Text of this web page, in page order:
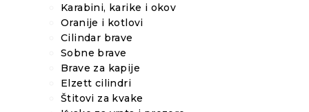
Karabini, karike i okov
Oranije i kotlovi
Cilindar brave
Sobne brave
Brave za kapije
Elzett cilindri
Štitovi za kvake